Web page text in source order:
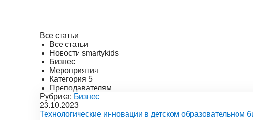
Все статьи
Все статьи
Новости smartykids
Бизнес
Мероприятия
Категория 5
Преподавателям
Рубрика: Бизнес
23.10.2023
Технологические инновации в детском